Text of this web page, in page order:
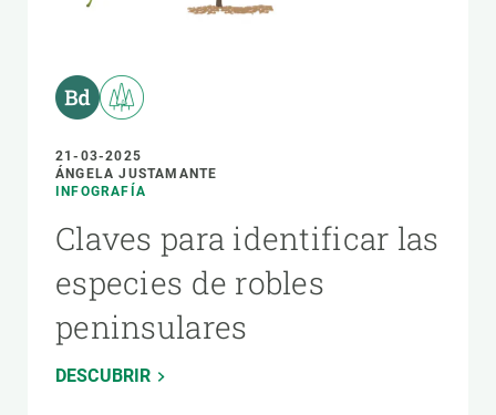
21-03-2025
ÁNGELA JUSTAMANTE
INFOGRAFÍA
Claves para identificar las
especies de robles
peninsulares
DESCUBRIR